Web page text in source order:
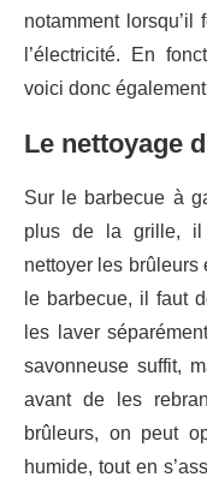
notamment
l’électricité. En
voici donc
Le nettoyage
Sur le barbecue à
plus de la grille, il
nettoyer les brûleurs
le barbecue, il faut
les laver
savonneuse suffit,
avant de les
brûleurs, on peut
humide, tout en